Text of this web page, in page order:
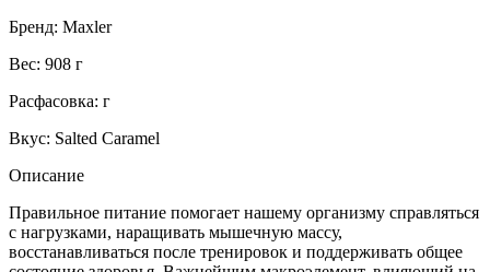
Бренд: Maxler
Вес: 908 г
Расфасовка: г
Вкус: Salted Caramel
Описание
Правильное питание помогает нашему организму справляться
с нагрузками, наращивать мышечную массу,
восстанавливаться после тренировок и поддерживать общее